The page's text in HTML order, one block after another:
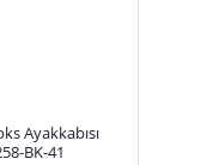
Ayakkabısı
BK-41